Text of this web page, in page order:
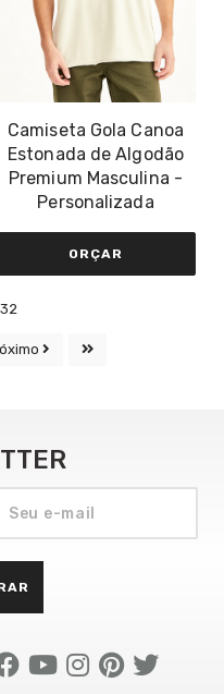
Camiseta Gola Canoa
Estonada de Algodão
Premium Masculina -
Personalizada
ORÇAR